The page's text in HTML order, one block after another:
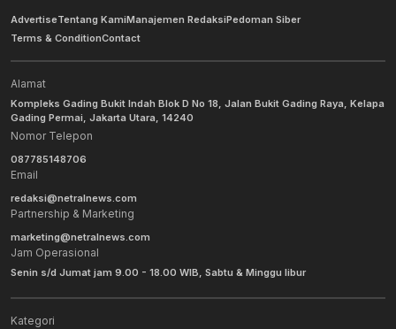
AdvertiseTentang KamiManajemen RedaksiPedoman Siber
Terms & ConditionContact
Alamat
Kompleks Gading Bukit Indah Blok D No 18, Jalan Bukit Gading Raya, Kelapa
Gading Permai, Jakarta Utara, 14240
Nomor Telepon
087785148706
Email
redaksi@netralnews.com
Partnership & Marketing
marketing@netralnews.com
Jam Operasional
Senin s/d Jumat jam 9.00 - 18.00 WIB, Sabtu & Minggu libur
Kategori